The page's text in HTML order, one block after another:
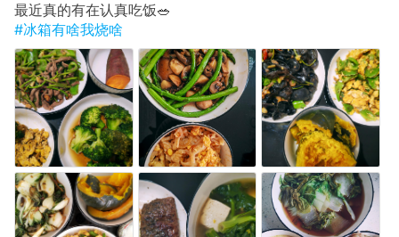
最近真的有在认真吃饭🥗
#冰箱有啥我烧啥